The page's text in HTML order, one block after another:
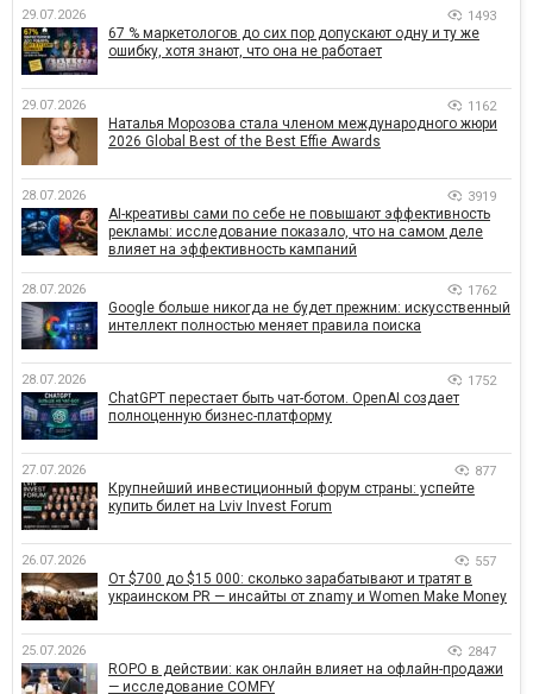
29.07.2026 1493
67 % маркетологов до сих пор допускают одну и ту же
ошибку, хотя знают, что она не работает
29.07.2026 1162
Наталья Морозова стала членом международного жюри
2026 Global Best of the Best Effie Awards
28.07.2026 3919
AI-креативы сами по себе не повышают эффективность
рекламы: исследование показало, что на самом деле
влияет на эффективность кампаний
28.07.2026 1762
Google больше никогда не будет прежним: искусственный
интеллект полностью меняет правила поиска
28.07.2026 1752
ChatGPT перестает быть чат-ботом. OpenAI создает
полноценную бизнес-платформу
27.07.2026 877
Крупнейший инвестиционный форум страны: успейте
купить билет на Lviv Invest Forum
26.07.2026 557
От $700 до $15 000: сколько зарабатывают и тратят в
украинском PR — инсайты от znamy и Women Make Money
25.07.2026 2847
ROPO в действии: как онлайн влияет на офлайн-продажи
— исследование COMFY